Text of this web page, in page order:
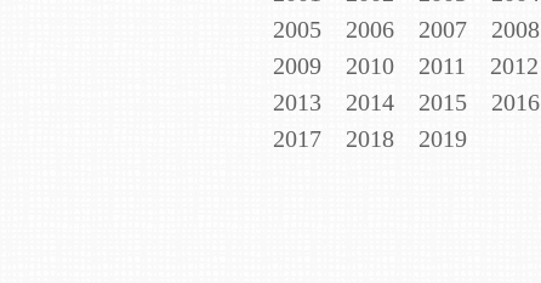
2005
2006 2007
2008
2009
2010 2011
2012
2013
2014 2015
2016
2017
2018 2019